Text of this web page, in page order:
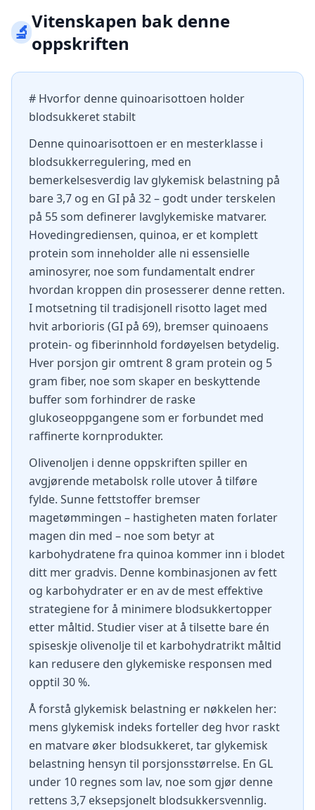
🔬Vitenskapen bak denne
oppskriften
# Hvorfor denne quinoarisottoen holder
blodsukkeret stabilt
Denne quinoarisottoen er en mesterklasse i
blodsukkerregulering, med en
bemerkelsesverdig lav glykemisk belastning på
bare 3,7 og en GI på 32 – godt under terskelen
på 55 som definerer lavglykemiske matvarer.
Hovedingrediensen, quinoa, er et komplett
protein som inneholder alle ni essensielle
aminosyrer, noe som fundamentalt endrer
hvordan kroppen din prosesserer denne retten.
I motsetning til tradisjonell risotto laget med
hvit arborioris (GI på 69), bremser quinoaens
protein- og fiberinnhold fordøyelsen betydelig.
Hver porsjon gir omtrent 8 gram protein og 5
gram fiber, noe som skaper en beskyttende
buffer som forhindrer de raske
glukoseoppgangene som er forbundet med
raffinerte kornprodukter.
Olivenoljen i denne oppskriften spiller en
avgjørende metabolsk rolle utover å tilføre
fylde. Sunne fettstoffer bremser
magetømmingen – hastigheten maten forlater
magen din med – noe som betyr at
karbohydratene fra quinoa kommer inn i blodet
ditt mer gradvis. Denne kombinasjonen av fett
og karbohydrater er en av de mest effektive
strategiene for å minimere blodsukkertopper
etter måltid. Studier viser at å tilsette bare én
spiseskje olivenolje til et karbohydratrikt måltid
kan redusere den glykemiske responsen med
opptil 30 %.
Å forstå glykemisk belastning er nøkkelen her:
mens glykemisk indeks forteller deg hvor raskt
en matvare øker blodsukkeret, tar glykemisk
belastning hensyn til porsjonsstørrelse. En GL
under 10 regnes som lav, noe som gjør denne
rettens 3,7 eksepsjonelt blodsukkersvennlig.